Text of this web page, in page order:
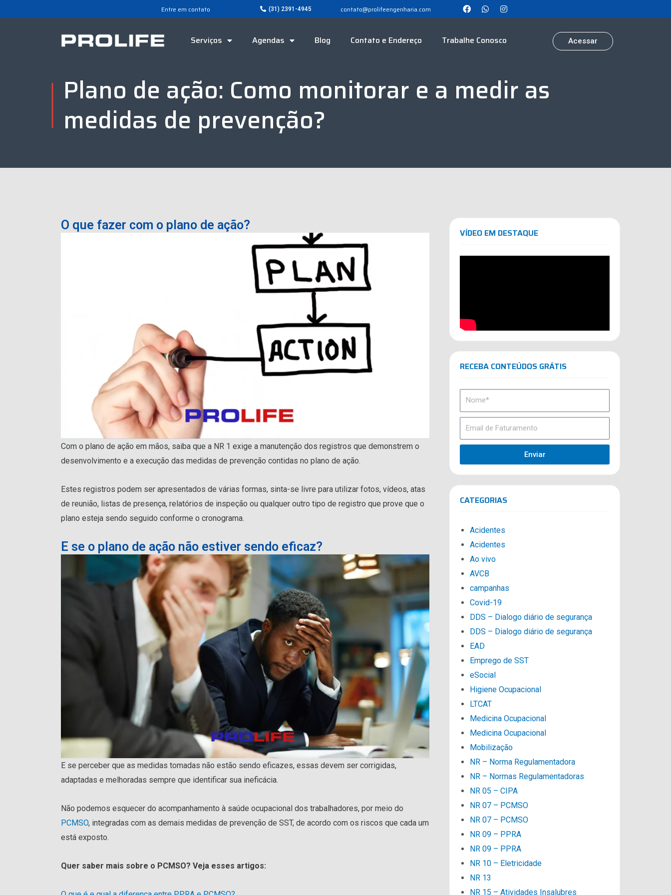
Entre em contato (31) 2391-4945 contato@prolifeengenharia.com
Serviços Agendas Blog Contato e Endereço Trabalhe Conosco Acessar
Plano de ação: Como monitorar e a medir as
medidas de prevenção?
O que fazer com o plano de ação?
Com o plano de ação em mãos, saiba que a NR 1 exige a manutenção dos registros que demonstrem o
desenvolvimento e a execução das medidas de prevenção contidas no plano de ação.
Estes registros podem ser apresentados de várias formas, sinta-se livre para utilizar fotos, vídeos, atas
de reunião, listas de presença, relatórios de inspeção ou qualquer outro tipo de registro que prove que o
plano esteja sendo seguido conforme o cronograma.
E se o plano de ação não estiver sendo eficaz?
E se perceber que as medidas tomadas não estão sendo eficazes, essas devem ser corrigidas,
adaptadas e melhoradas sempre que identificar sua ineficácia.
Não podemos esquecer do acompanhamento à saúde ocupacional dos trabalhadores, por meio do
PCMSO, integradas com as demais medidas de prevenção de SST, de acordo com os riscos que cada um
está exposto.
Quer saber mais sobre o PCMSO? Veja esses artigos:
VÍDEO EM DESTAQUE
RECEBA CONTEÚDOS GRÁTIS
Enviar
CATEGORIAS
Acidentes
Acidentes
Ao vivo
AVCB
campanhas
Covid-19
DDS – Dialogo diário de segurança
DDS – Dialogo diário de segurança
EAD
Emprego de SST
eSocial
Higiene Ocupacional
LTCAT
Medicina Ocupacional
Medicina Ocupacional
Mobilização
NR – Norma Regulamentadora
NR – Normas Regulamentadoras
NR 05 – CIPA
NR 07 – PCMSO
NR 07 – PCMSO
NR 09 – PPRA
NR 09 – PPRA
NR 10 – Eletricidade
NR 13
NR 15 – Atividades Insalubres